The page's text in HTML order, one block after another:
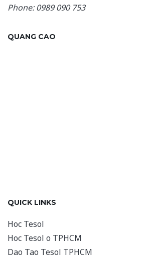
Phone: 0989 090 753
QUANG CAO
QUICK LINKS
Hoc Tesol
Hoc Tesol o TPHCM
Dao Tao Tesol TPHCM